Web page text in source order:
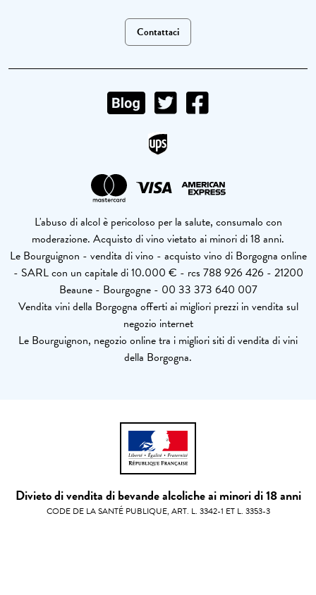
Contattaci
L'abuso di alcol è pericoloso per la salute, consumalo con
moderazione. Acquisto di vino vietato ai minori di 18 anni.
Le Bourguignon - vendita di vino - acquisto vino di Borgogna online
- SARL con un capitale di 10.000 € - rcs 788 926 426 - 21200
Beaune - Bourgogne - 00 33 373 640 007
Vendita vini della Borgogna offerti ai migliori prezzi in vendita sul
negozio internet
Le Bourguignon, negozio online tra i migliori siti di vendita di vini
della Borgogna.
Divieto di vendita di bevande alcoliche ai minori di 18 anni
CODE DE LA SANTÉ PUBLIQUE, ART. L. 3342-1 ET L. 3353-3